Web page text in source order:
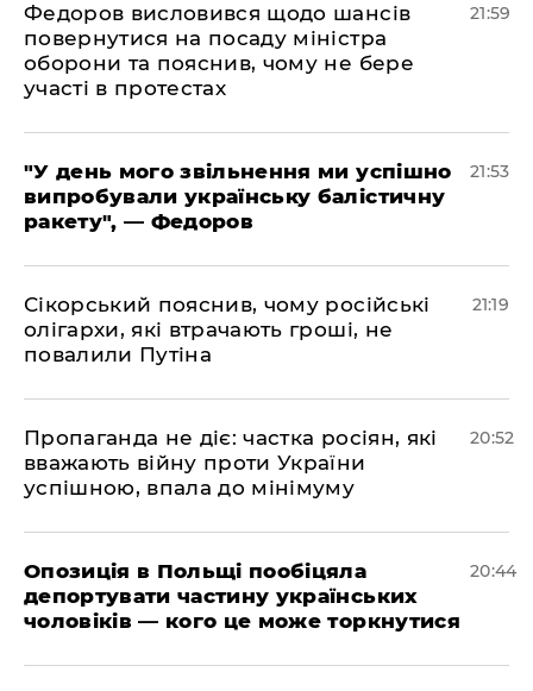
​Федоров висловився щодо шансів
повернутися на посаду міністра
оборони та пояснив, чому не бере
участі в протестах
21:59
​"У день мого звільнення ми успішно
випробували українську балістичну
ракету", — Федоров
21:53
​Сікорський пояснив, чому російські
олігархи, які втрачають гроші, не
повалили Путіна
21:19
​Пропаганда не діє: частка росіян, які
вважають війну проти України
успішною, впала до мінімуму
20:52
​Опозиція в Польщі пообіцяла
депортувати частину українських
чоловіків — кого це може торкнутися
20:44